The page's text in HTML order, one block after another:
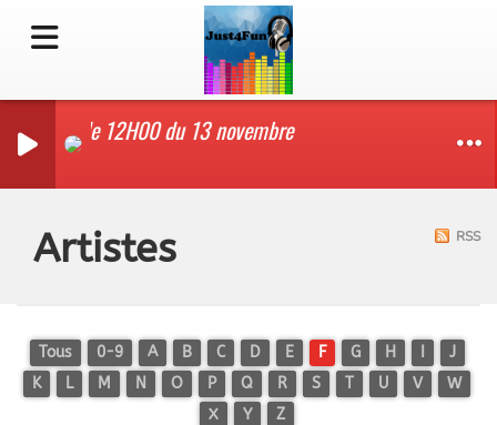
Edition de 12H00 du 13 novembre
Artistes RSS
Tous 0-9 A B C D E F G H
J
K
L M N O P Q R S T U V
W
X
Y Z